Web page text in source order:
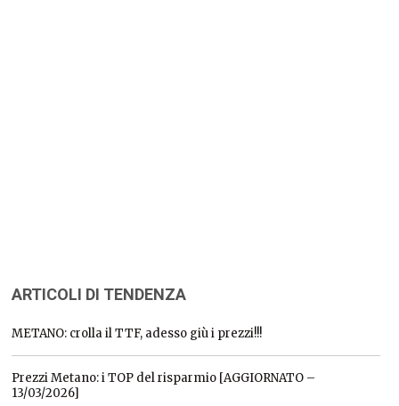
ARTICOLI DI TENDENZA
METANO: crolla il TTF, adesso giù i prezzi!!!
Prezzi Metano: i TOP del risparmio [AGGIORNATO –
13/03/2026]